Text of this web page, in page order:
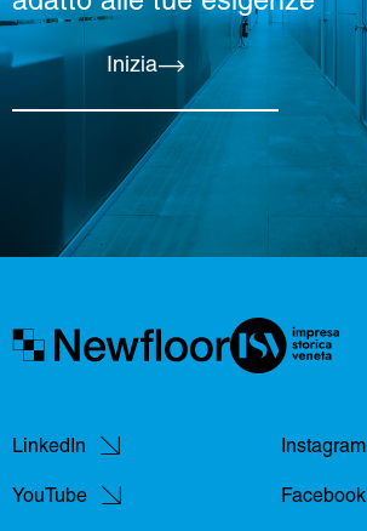
Inizia
LinkedIn
YouTube
Instagram
Facebook